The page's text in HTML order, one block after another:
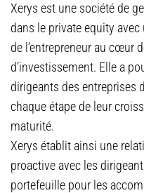
Xerys est une société de
dans le private equity
de l’entrepreneur au cœur
d’investissement. Elle a
dirigeants des entreprises
chaque étape de leur
maturité.
Xerys établit ainsi une
proactive avec les
portefeuille pour les